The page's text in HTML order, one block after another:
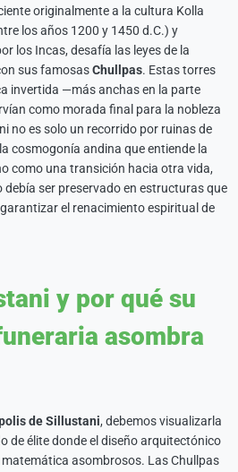
originalmente a la cultura Kolla
los años 1200 y 1450 d.C.) y
los Incas, desafía las leyes de la
sus famosasChullpas. Estas torres
invertida —más anchas en la parte
como morada final para la nobleza
no es solo un recorrido por ruinas de
cosmogonía andina que entiende la
como una transición hacia otra vida,
ser preservado en estructuras que
el renacimiento espiritual de
y por qué su
asombra
de Sillustani, debemos visualizarla
de élite donde el diseño arquitectónico
asombrosos. Las Chullpas